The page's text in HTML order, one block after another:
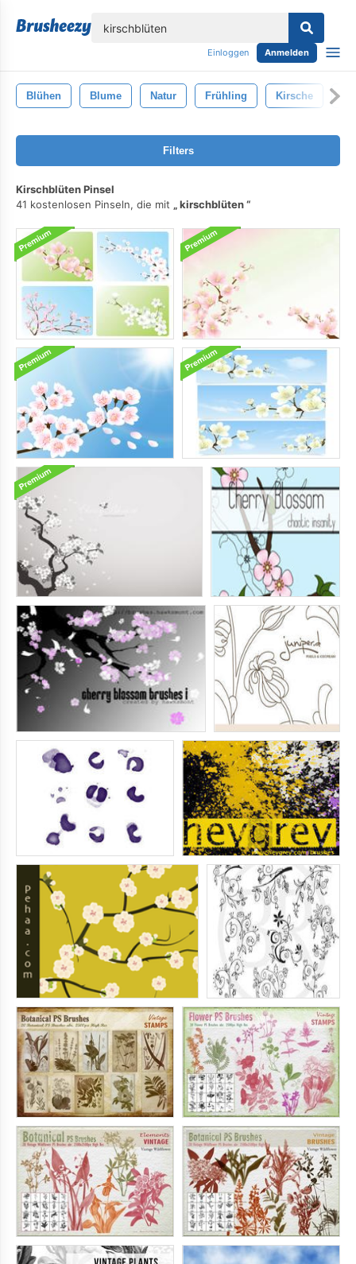
Einloggen Anmelden
Blühen Blume Natur Frühling Kirsche
Filters
Kirschblüten Pinsel
41 kostenlosen Pinseln, die mit
kirschblüten